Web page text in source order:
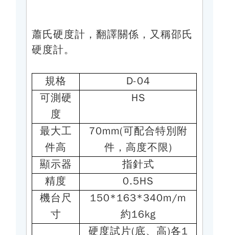
蕭氏硬度計，翻譯關係，又稱邵氏
硬度計。
規格
D-04
可測硬
度
HS
最大工
件高
70mm(可配合特別附
件，高度不限)
顯示器
指針式
精度
0.5HS
機台尺
寸
150*163*340m/m
約16kg
硬度試片(底、高)各1